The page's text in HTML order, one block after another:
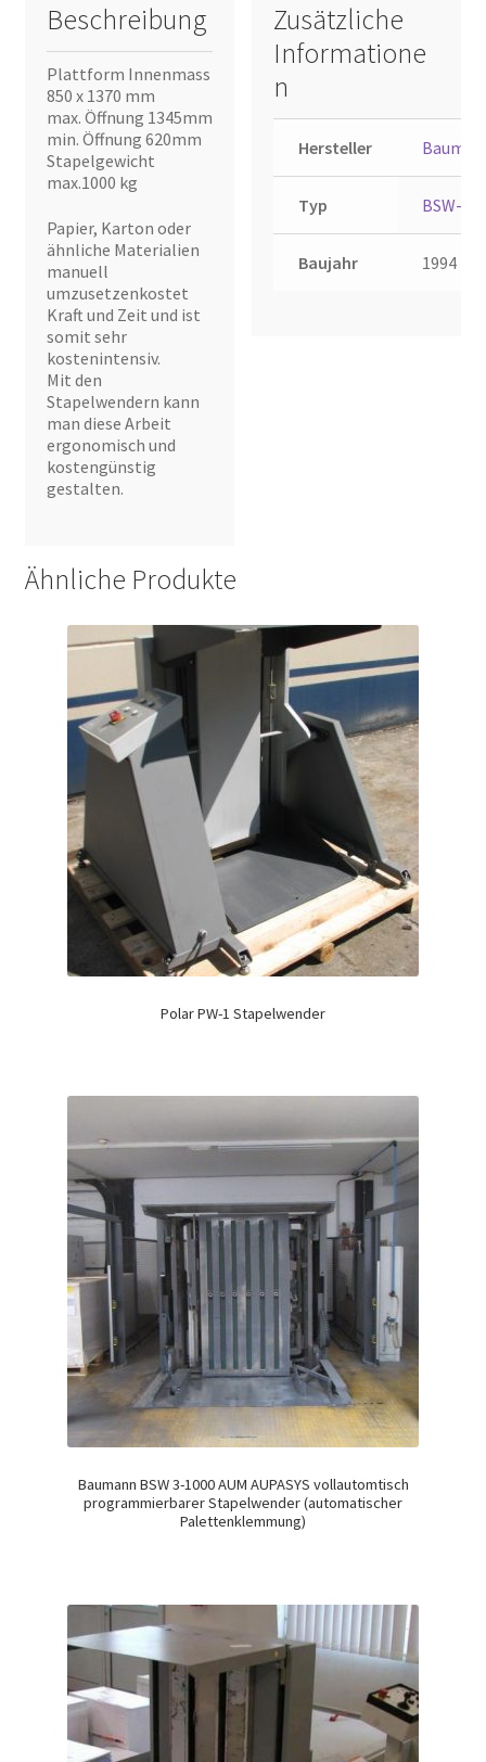
Beschreibung
Plattform Innenmass
850 x 1370 mm
max. Öffnung 1345mm
min. Öffnung 620mm
Stapelgewicht
max.1000 kg
Papier, Karton oder
ähnliche Materialien
manuell
umzusetzenkostet
Kraft und Zeit und ist
somit sehr
kostenintensiv.
Mit den
Stapelwendern kann
man diese Arbeit
ergonomisch und
kostengünstig
gestalten.
Zusätzliche
Informatione
n
Hersteller
Typ BSW-P
Baujahr 1994
Ähnliche Produkte
Polar PW-1 Stapelwender
Baumann BSW 3-1000 AUM AUPASYS vollautomtisch
programmierbarer Stapelwender (automatischer
Palettenklemmung)